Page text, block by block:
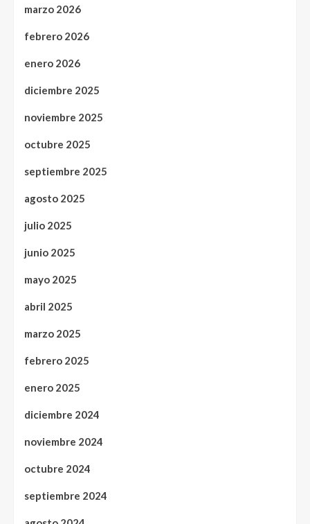
marzo 2026
febrero 2026
enero 2026
diciembre 2025
noviembre 2025
octubre 2025
septiembre 2025
agosto 2025
julio 2025
junio 2025
mayo 2025
abril 2025
marzo 2025
febrero 2025
enero 2025
diciembre 2024
noviembre 2024
octubre 2024
septiembre 2024